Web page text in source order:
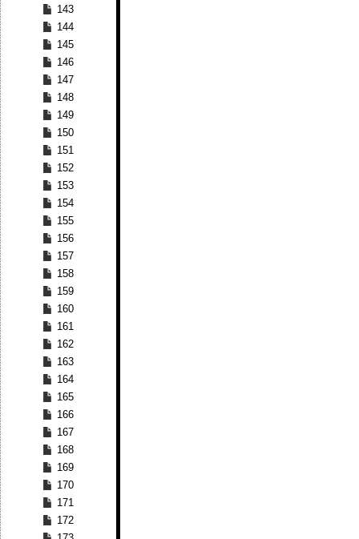
143
144
145
146
147
148
149
150
151
152
153
154
155
156
157
158
159
160
161
162
163
164
165
166
167
168
169
170
171
172